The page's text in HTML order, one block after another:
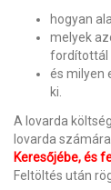
hogyan
melyek
fordítottál
és milyen
ki.
A lovarda
lovarda
Keresőjébe, és
Feltöltés után